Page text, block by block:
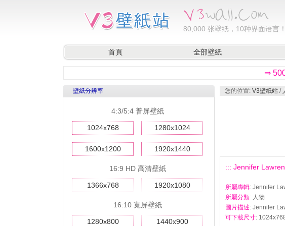
80,000 张壁纸，10种界面语言！
首頁 全部壁紙
⇒
壁紙分辨率
4:3/5:4 普屏壁紙
1024x768 1280x1024
1600x1200 1920x1440
16:9 HD 高清壁紙
1366x768 1920x1080
16:10 寬屏壁紙
1280x800 1440x900
您的位置: V3壁紙站 /
::: Jennifer
所屬專輯: Jennifer
所屬分類: 人物
圖片描述: Jennifer
可下載尺寸: